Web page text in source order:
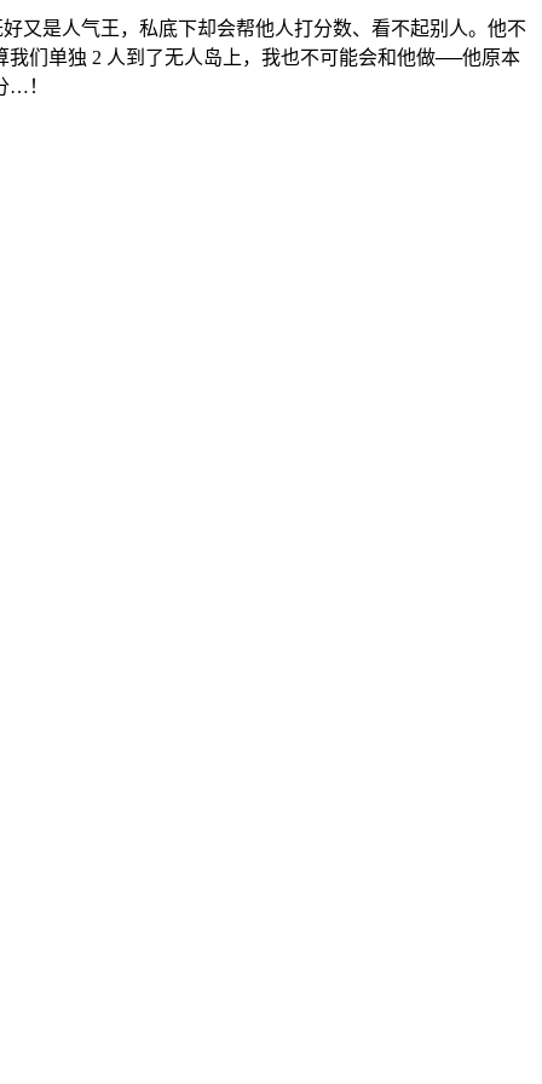
又是人气王，私底下却会帮他人打分数、看不起别人。他不
们单独 2 人到了无人岛上，我也不可能会和他做──他原本
…！